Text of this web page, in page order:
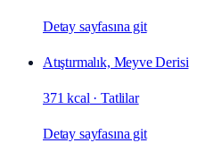
Detay sayfasına git
Atıştırmalık, Meyve Derisi
371 kcal ·Tatlilar
Detay sayfasına git